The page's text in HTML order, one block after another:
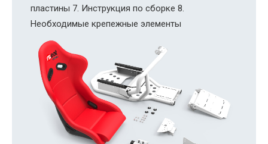
пластины 7. Инструкция по сборке 8.
Необходимые крепежные элементы